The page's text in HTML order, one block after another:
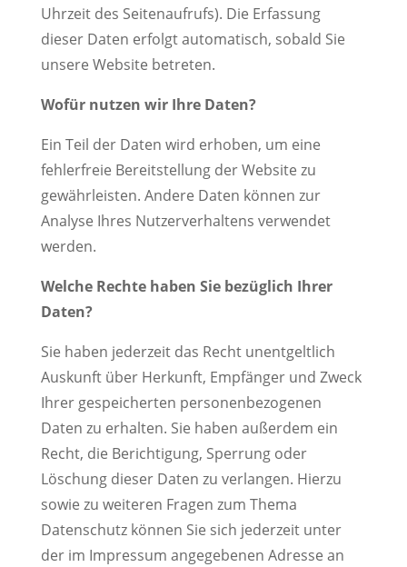
Uhrzeit des Seitenaufrufs). Die Erfassung
dieser Daten erfolgt automatisch, sobald Sie
unsere Website betreten.
Wofür nutzen wir Ihre Daten?
Ein Teil der Daten wird erhoben, um eine
fehlerfreie Bereitstellung der Website zu
gewährleisten. Andere Daten können zur
Analyse Ihres Nutzerverhaltens verwendet
werden.
Welche Rechte haben Sie bezüglich Ihrer
Daten?
Sie haben jederzeit das Recht unentgeltlich
Auskunft über Herkunft, Empfänger und Zweck
Ihrer gespeicherten personenbezogenen
Daten zu erhalten. Sie haben außerdem ein
Recht, die Berichtigung, Sperrung oder
Löschung dieser Daten zu verlangen. Hierzu
sowie zu weiteren Fragen zum Thema
Datenschutz können Sie sich jederzeit unter
der im Impressum angegebenen Adresse an